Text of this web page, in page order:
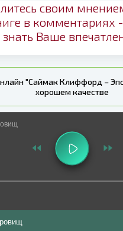
своим
в комментариях
знать Ваше
"Саймак Клиффорд –
хорошем качестве